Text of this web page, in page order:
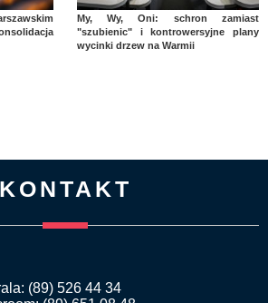
My, Wy, Oni: schron zamiast
"szubienic" i kontrowersyjne plany
wycinki drzew na Warmii
KONTAKT
(89) 526 44 34